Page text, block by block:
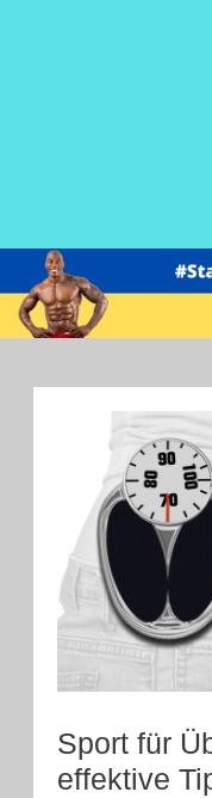
Sport für
effektive